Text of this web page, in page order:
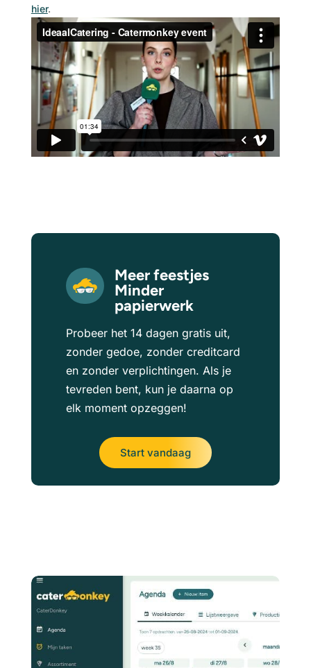
hier.
Meer feestjes
Minder
papierwerk
Probeer het 14 dagen gratis uit,
zonder gedoe, zonder creditcard
en zonder verplichtingen. Als je
tevreden bent, kun je daarna op
elk moment opzeggen!
Start vandaag